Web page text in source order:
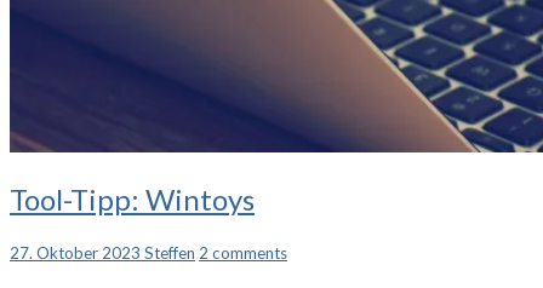
Tool-
Tipp:
Wintoys
Tool-Tipp: Wintoys
27. Oktober 2023 Steffen Comments
2 comments